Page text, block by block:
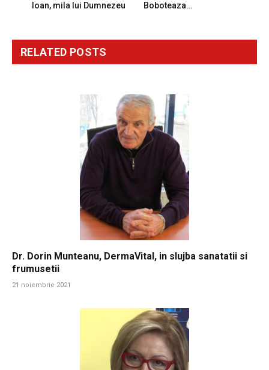
Ioan, mila lui Dumnezeu Boboteaza…
RELATED POSTS
Dr. Dorin Munteanu, DermaVital, in slujba sanatatii si
frumusetii
21 noiembrie 2021